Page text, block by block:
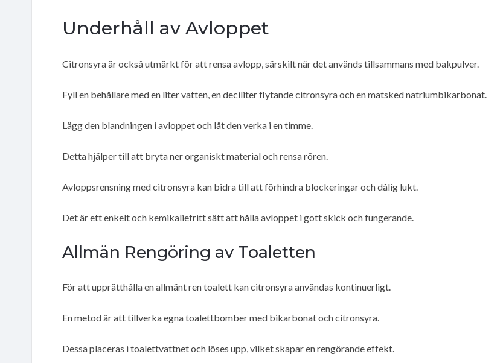
Underhåll av Avloppet
Citronsyra är också utmärkt för att rensa avlopp, särskilt när det används tillsammans med bakpulver.
Fyll en behållare med en liter vatten, en deciliter flytande citronsyra och en matsked natriumbikarbonat.
Lägg den blandningen i avloppet och låt den verka i en timme.
Detta hjälper till att bryta ner organiskt material och rensa rören.
Avloppsrensning med citronsyra kan bidra till att förhindra blockeringar och dålig lukt.
Det är ett enkelt och kemikaliefritt sätt att hålla avloppet i gott skick och fungerande.
Allmän Rengöring av Toaletten
För att upprätthålla en allmänt ren toalett kan citronsyra användas kontinuerligt.
En metod är att tillverka egna toalettbomber med bikarbonat och citronsyra.
Dessa placeras i toalettvattnet och löses upp, vilket skapar en rengörande effekt.